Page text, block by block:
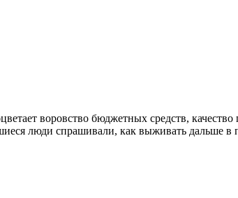
воровство бюджетных средств,
люди спрашивали, как выживать дальше в